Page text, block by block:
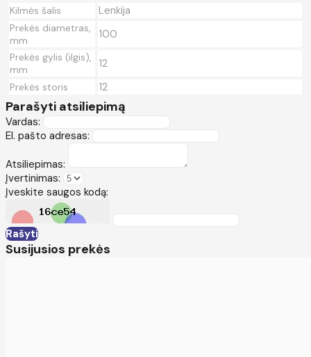
Kilmės šalis
Lenkija
Prekės diametras,
mm
100
Prekės gylis (ilgis),
mm
12
Prekės storis 12
Parašyti atsiliepimą
Vardas:
El. pašto adresas:
Atsiliepimas:
Įvertinimas:
Įveskite saugos kodą:
Rašyti
Susijusios prekės